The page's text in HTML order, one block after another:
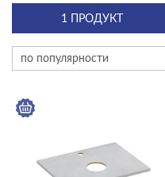
эксклюзив
КАТЕГОРИЯ
мебель для ванной
акриловые ванны
1 ПРОДУКТ
по популярности